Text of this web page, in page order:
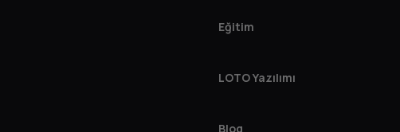
Eğitim
LOTO Yazılımı
Blog